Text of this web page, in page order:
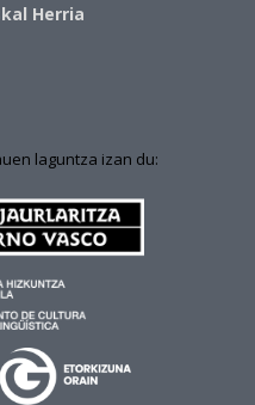
Herria
laguntza izan du: